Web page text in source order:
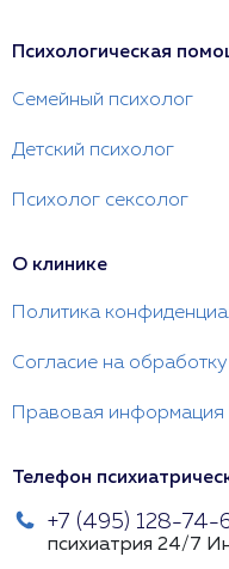
Психологическая
Семейный психолог
Детский психолог
Психолог сексолог
О клинике
Политика
Согласие на
Правовая информация
Телефон
+7 (495) 128-74-
психиатрия 24/7